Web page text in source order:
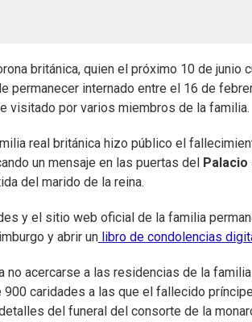
británica, quien el próximo 10 de junio
permanecer internado entre el 16 de
visitado por varios miembros de la familia.
real británica hizo público el
un mensaje en las puertas del
Palacio
del marido de la reina.
y el sitio web oficial de la familia
y abrir un libro de condolencias
no acercarse a las residencias de la
900 caridades a las que el fallecido
del funeral del consorte de la